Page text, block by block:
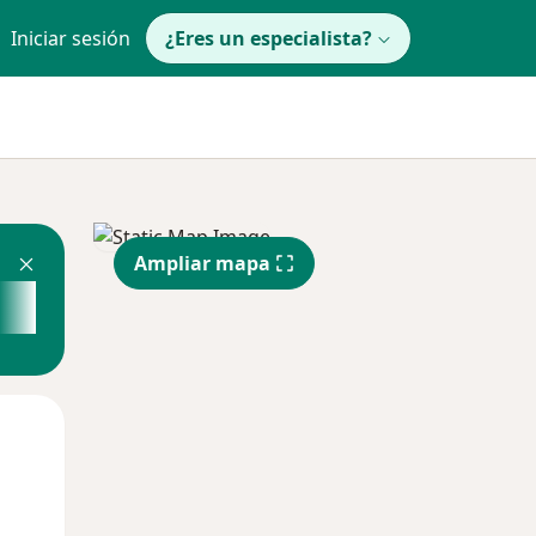
Iniciar sesión ¿Eres un especialista?
Ampliar mapa